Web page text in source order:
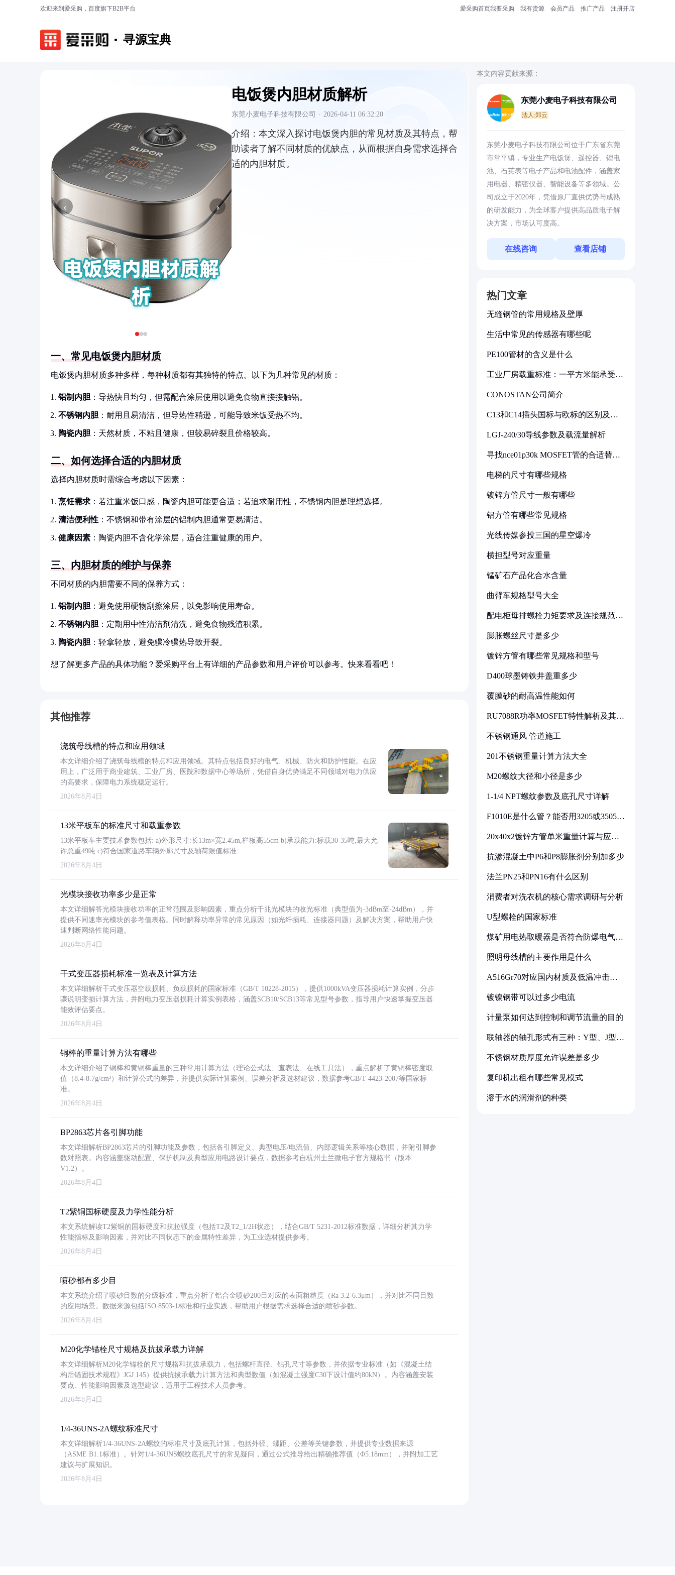
欢迎来到爱采购，百度旗下B2B平台 爱采购首页我要采购 我有货源 会员产品 推广产品 注册开店
寻源宝典
‹ ›
电饭煲内胆材质解析
东莞小麦电子科技有限公司 · 2026-04-11 06:32:20
介绍： 本文深入探讨电饭煲内胆的常见材质及其特点，帮
助读者了解不同材质的优缺点，从而根据自身需求选择合
适的内胆材质。
一、常见电饭煲内胆材质
电饭煲内胆材质多种多样，每种材质都有其独特的特点。以下为几种常见的材质：
铝制内胆 ：导热快且均匀，但需配合涂层使用以避免食物直接接触铝。
不锈钢内胆 ：耐用且易清洁，但导热性稍逊，可能导致米饭受热不均。
陶瓷内胆 ：天然材质，不粘且健康，但较易碎裂且价格较高。
二、如何选择合适的内胆材质
选择内胆材质时需综合考虑以下因素：
烹饪需求 ：若注重米饭口感，陶瓷内胆可能更合适；若追求耐用性，不锈钢内胆是理想选择。
清洁便利性 ：不锈钢和带有涂层的铝制内胆通常更易清洁。
健康因素 ：陶瓷内胆不含化学涂层，适合注重健康的用户。
三、内胆材质的维护与保养
不同材质的内胆需要不同的保养方式：
铝制内胆 ：避免使用硬物刮擦涂层，以免影响使用寿命。
不锈钢内胆 ：定期用中性清洁剂清洗，避免食物残渣积累。
陶瓷内胆 ：轻拿轻放，避免骤冷骤热导致开裂。
想了解更多产品的具体功能？爱采购平台上有详细的产品参数和用户评价可以参考。快来看看吧！
其他推荐
浇筑母线槽的特点和应用领域
本文详细介绍了浇筑母线槽的特点和应用领域。其特点包括良好的电气、机械、防火和防护性能。在应
用上，广泛用于商业建筑、工业厂房、医院和数据中心等场所，凭借自身优势满足不同领域对电力供应
的高要求，保障电力系统稳定运行。
2026年8月4日
13米平板车的标准尺寸和载重参数
13米平板车主要技术参数包括: a)外形尺寸:长13m×宽2.45m,栏板高55cm b)承载能力:标载30-35吨,最大允
许总重49吨 c)符合国家道路车辆外廓尺寸及轴荷限值标准
2026年8月4日
光模块接收功率多少是正常
本文详细解答光模块接收功率的正常范围及影响因素，重点分析千兆光模块的收光标准（典型值为-3dBm至-24dBm），并
提供不同速率光模块的参考值表格。同时解释功率异常的常见原因（如光纤损耗、连接器问题）及解决方案，帮助用户快
速判断网络性能问题。
2026年8月4日
干式变压器损耗标准一览表及计算方法
本文详细解析干式变压器空载损耗、负载损耗的国家标准（GB/T 10228-2015），提供1000kVA变压器损耗计算实例，分步
骤说明变损计算方法，并附电力变压器损耗计算实例表格，涵盖SCB10/SCB13等常见型号参数，指导用户快速掌握变压器
能效评估要点。
2026年8月4日
铜棒的重量计算方法有哪些
本文详细介绍了铜棒和黄铜棒重量的三种常用计算方法（理论公式法、查表法、在线工具法），重点解析了黄铜棒密度取
值（8.4-8.7g/cm³）和计算公式的差异，并提供实际计算案例、误差分析及选材建议，数据参考GB/T 4423-2007等国家标
准。
2026年8月4日
BP2863芯片各引脚功能
本文详细解析BP2863芯片的引脚功能及参数，包括各引脚定义、典型电压/电流值、内部逻辑关系等核心数据，并附引脚参
数对照表。内容涵盖驱动配置、保护机制及典型应用电路设计要点，数据参考自杭州士兰微电子官方规格书（版本
V1.2）。
2026年8月4日
T2紫铜国标硬度及力学性能分析
本文系统解读T2紫铜的国标硬度和抗拉强度（包括T2及T2_1/2H状态），结合GB/T 5231-2012标准数据，详细分析其力学
性能指标及影响因素，并对比不同状态下的金属特性差异，为工业选材提供参考。
2026年8月4日
喷砂都有多少目
本文系统介绍了喷砂目数的分级标准，重点分析了铝合金喷砂200目对应的表面粗糙度（Ra 3.2-6.3μm），并对比不同目数
的应用场景。数据来源包括ISO 8503-1标准和行业实践，帮助用户根据需求选择合适的喷砂参数。
2026年8月4日
M20化学锚栓尺寸规格及抗拔承载力详解
本文详细解析M20化学锚栓的尺寸规格和抗拔承载力，包括螺杆直径、钻孔尺寸等参数，并依据专业标准（如《混凝土结
构后锚固技术规程》JGJ 145）提供抗拔承载力计算方法和典型数值（如混凝土强度C30下设计值约80kN）。内容涵盖安装
要点、性能影响因素及选型建议，适用于工程技术人员参考。
2026年8月4日
1/4-36UNS-2A螺纹标准尺寸
本文详细解析1/4-36UNS-2A螺纹的标准尺寸及底孔计算，包括外径、螺距、公差等关键参数，并提供专业数据来源
（ASME B1.1标准）。针对1/4-36UNS螺纹底孔尺寸的常见疑问，通过公式推导给出精确推荐值（Φ5.18mm），并附加工艺
建议与扩展知识。
2026年8月4日
本文内容贡献来源：
东莞小麦电子科技有限公司
法人:郑云
东莞小麦电子科技有限公司位于广东省东莞
市常平镇，专业生产电饭煲、遥控器、锂电
池、石英表等电子产品和电池配件，涵盖家
用电器、精密仪器、智能设备等多领域。公
司成立于2020年，凭借原厂直供优势与成熟
的研发能力，为全球客户提供高品质电子解
决方案，市场认可度高。
在线咨询 查看店铺
热门文章
无缝钢管的常用规格及壁厚
生活中常见的传感器有哪些呢
PE100管材的含义是什么
工业厂房载重标准：一平方米能承受多
CONOSTAN公司简介
C13和C14插头国标与欧标的区别及其
LGJ-240/30导线参数及载流量解析
寻找nce01p30k MOSFET管的合适替代
电梯的尺寸有哪些规格
镀锌方管尺寸一般有哪些
铝方管有哪些常见规格
光线传媒参投三国的星空爆冷
横担型号对应重量
锰矿石产品化合水含量
曲臂车规格型号大全
配电柜母排螺栓力矩要求及连接规范详
膨胀螺丝尺寸是多少
镀锌方管有哪些常见规格和型号
D400球墨铸铁井盖重多少
覆膜砂的耐高温性能如何
RU7088R功率MOSFET特性解析及其在
不锈钢通风 管道施工
201不锈钢重量计算方法大全
M20螺纹大径和小径是多少
1-1/4 NPT螺纹参数及底孔尺寸详解
F1010E是什么管？能否用3205或3505代
20x40x2镀锌方管单米重量计算与应用
抗渗混凝土中P6和P8膨胀剂分别加多少
法兰PN25和PN16有什么区别
消费者对洗衣机的核心需求调研与分析
U型螺栓的国家标准
煤矿用电热取暖器是否符合防爆电气设
照明母线槽的主要作用是什么
A516Gr70对应国内材质及低温冲击要
镀镍钢带可以过多少电流
计量泵如何达到控制和调节流量的目的
联轴器的轴孔形式有三种：Y型、J型、
不锈钢材质厚度允许误差是多少
复印机出租有哪些常见模式
溶于水的润滑剂的种类